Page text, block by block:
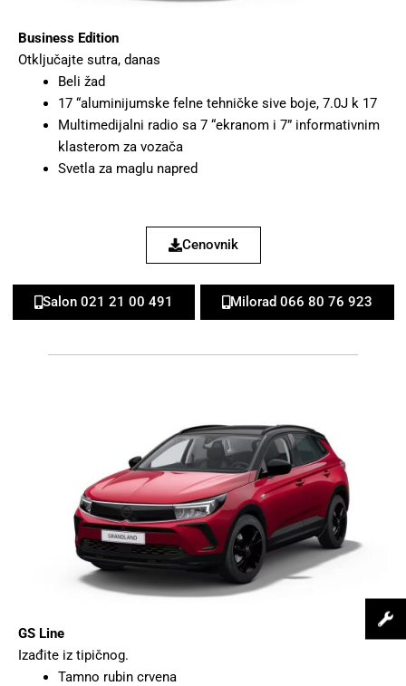
Business Edition
Otključajte sutra, danas
Beli žad
17 “aluminijumske felne tehničke sive boje, 7.0J k 17
Multimedijalni radio sa 7 “ekranom i 7” informativnim
klasterom za vozača
Svetla za maglu napred
Cenovnik
Salon 021 21 00 491 Milorad 066 80 76 923
GS Line
Izađite iz tipičnog.
Tamno rubin crvena